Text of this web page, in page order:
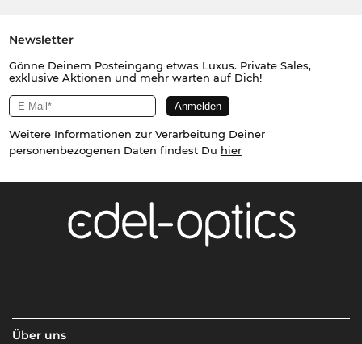
Newsletter
Gönne Deinem Posteingang etwas Luxus. Private Sales,
exklusive Aktionen und mehr warten auf Dich!
Weitere Informationen zur Verarbeitung Deiner
personenbezogenen Daten findest Du hier
Über uns